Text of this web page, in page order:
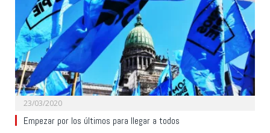
23/03/2020
Empezar por los últimos para llegar a todos